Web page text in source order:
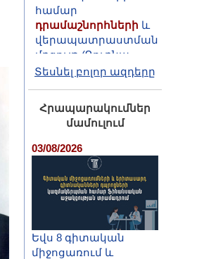
վերապատրաստման
մրցույթ (Դուբնա,
2026)
Տեսնել բոլոր ազդերը
Հրապարակումներ
մամուլում
03/08/2026
Եվս 8 գիտական
միջոցառում և